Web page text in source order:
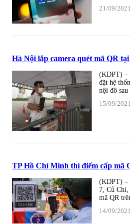
21/09/2021
Hà Nội lắp camera quét mã QR
(KDPT) –
đặt hệ
nội đô
15/09/2021
TP Hồ Chí Minh thí điểm cấp mã
(KDPT) –
7, Củ Chi,
mã QR
14/09/2021